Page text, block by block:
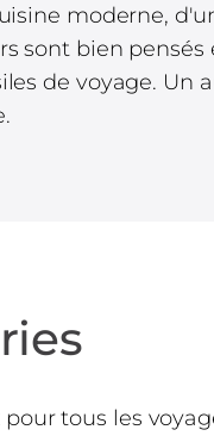
moderne,
sont bien
de voyage. Un
tous les